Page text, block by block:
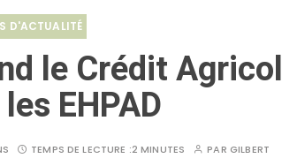
D'ACTUALITÉ
le Crédit
EHPAD
TEMPS DE LECTURE :2 MINUTES PAR GILBERT